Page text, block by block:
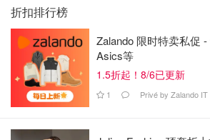
理 certificato di nascita（出生证明）
证明）。
这里需要注意的是，这里的
一般是半年的时间。最稳妥的做法是按
的使领馆和结婚地 Comune 的要求来
过需重做公告。
折扣排行榜
Zalando 限时特卖私促 -
Asics等
1.5折起！8/6已更新
1 Privé by Zalando IT